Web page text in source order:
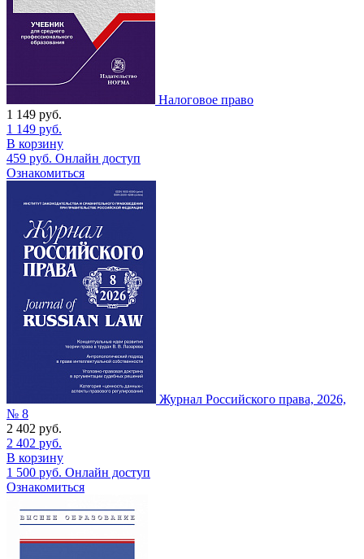
Налоговое право
1 149 руб.
1 149 руб.
В корзину
459 руб. Онлайн доступ
Ознакомиться
Журнал Российского права, 2026,
№ 8
2 402 руб.
2 402 руб.
В корзину
1 500 руб. Онлайн доступ
Ознакомиться